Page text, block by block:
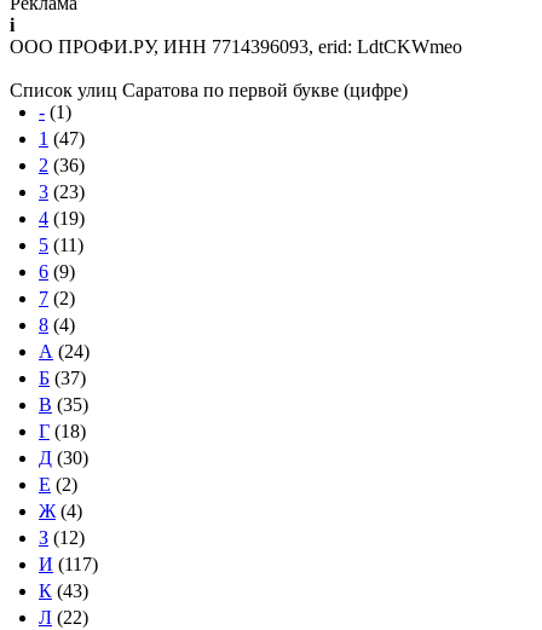
i
ООО ПРОФИ.РУ, ИНН 7714396093, erid: LdtCKWmeo
Список улиц Саратова по первой букве (цифре)
- (1)
1 (47)
2 (36)
3 (23)
4 (19)
5 (11)
6 (9)
7 (2)
8 (4)
А (24)
Б (37)
В (35)
Г (18)
Д (30)
Е (2)
Ж (4)
З (12)
И (117)
К (43)
Л (22)